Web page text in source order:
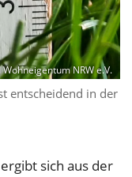
NRW e.V.
entscheidend in der
sich aus der